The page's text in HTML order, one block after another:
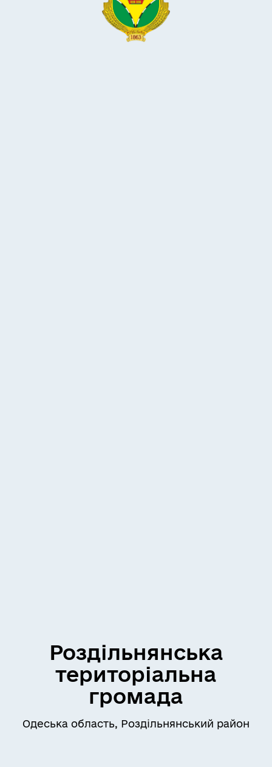
Роздільнянська
територіальна
громада
Одеська область, Роздільнянський район